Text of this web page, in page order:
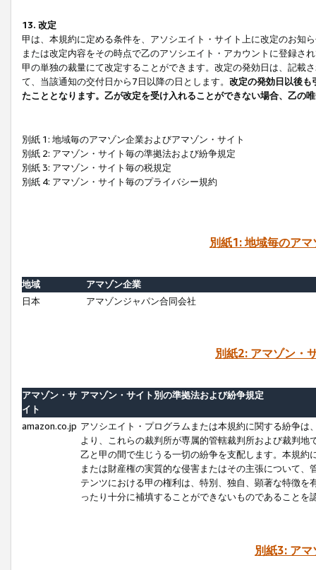
13. 改定
甲は、本規約に定める条件を、アソシエイト・サイト上に改定のお知
または改定内容をその時点で乙のアソシエイト・アカウントに登録さ
甲の単独の裁量にて改定することができます。改定の発効日は、記載
て、当該通知の交付日から7日以降の日とします。 改定の発効日以後も
たこととなります。乙が改定を受け入れることができない場合、乙の
別紙 1: 地域毎のアマゾン企業およびアマゾン・サイト
別紙 2: アマゾン・サイト毎の準拠法および紛争規定
別紙 3: アマゾン・サイト毎の税規定
別紙 4: アマゾン・サイト毎のプライバシー規約
別紙1: 地域毎のア
地域
アマゾン企業
日本
アマゾンジャパン合同会社
別紙2: アマゾン・
アマゾン・サ
イト
アマゾン・サイト別の準拠法および紛争規定
amazon.co.jp アソシエイト・プログラムまたは本規約に関する紛争
より、これらの裁判所が専属的管轄裁判所および裁判
乙と甲の間で生じうる一切の紛争を支配します。本規
または財産権の実質的な侵害またはその主張について
テンツにおける甲の権利は、特別、独自、顕著な特徴
ったり十分に補填することができないものであることを
別紙3: ア